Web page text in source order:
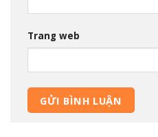
Trang web